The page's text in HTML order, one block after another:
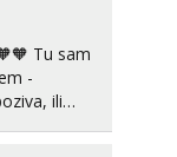
Tu sam
-
ili